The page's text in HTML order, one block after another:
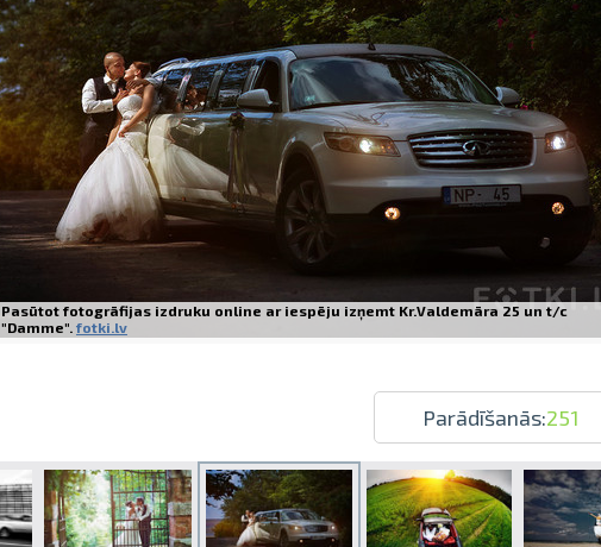
Izdrukas 1h laikā Rīgā – pasūtiet tiešsaistē
Dažādi formāti un papīra veidi jūsu foto
Piegāde visā Latvijā vai saņemšana klātienē
Pasūtot fotogrāfijas izdruku online ar iespēju izņemt Kr.Valdemāra 25 un t/c
"Damme". fotki.lv
Parādīšanās:251